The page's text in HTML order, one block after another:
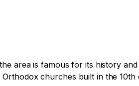
area is famous for its history
churches built in the